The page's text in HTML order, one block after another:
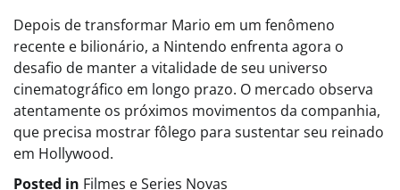
Depois de transformar Mario em um fenômeno
recente e bilionário, a Nintendo enfrenta agora o
desafio de manter a vitalidade de seu universo
cinematográfico em longo prazo. O mercado observa
atentamente os próximos movimentos da companhia,
que precisa mostrar fôlego para sustentar seu reinado
em Hollywood.
Posted in Filmes e Series Novas​